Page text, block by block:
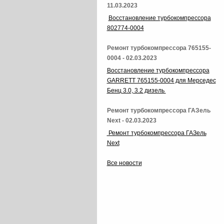
11.03.2023
Восстановление турбокомпрессора
802774-0004
Ремонт турбокомпрессора 765155-
0004 - 02.03.2023
Восстановление турбокомпрессора
GARRETT 765155-0004 для Мерседес
Бенц 3.0, 3.2 дизель
Ремонт турбокомпрессора ГАЗель
Next - 02.03.2023
Ремонт турбокомпрессора ГАЗель
Next
Все новости